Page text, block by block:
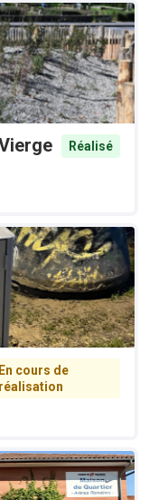
Réalisé
En cours de
réalisation